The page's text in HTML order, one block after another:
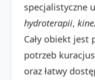
specjalistyczne
hydroterapii,
Cały obiekt jest
potrzeb
oraz łatwy